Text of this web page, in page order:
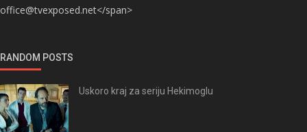
office@tvexposed.net</span>
RANDOM POSTS
Uskoro kraj za seriju Hekimoglu